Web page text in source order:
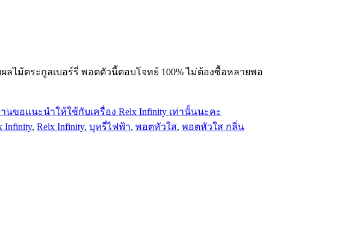
ม้ตระกูลเบอร์รี่ พอตตัวนี้ตอบโจทย์ 100% ไม่ต้องซื้อหลายพอ
Infinity,Relx Infinity,บุหรี่ไฟฟ้า,พอตหัวใส,พอตหัวใส กลิ่น